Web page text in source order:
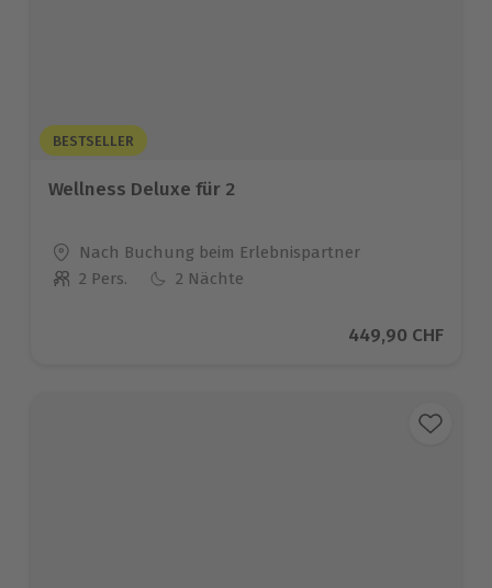
BESTSELLER
Wellness Deluxe für 2
Standort
Nach Buchung beim Erlebnispartner
Anzahl der Teilnehmer
2 Pers. 2 Nächte
Aktueller Preis
449,90 CHF